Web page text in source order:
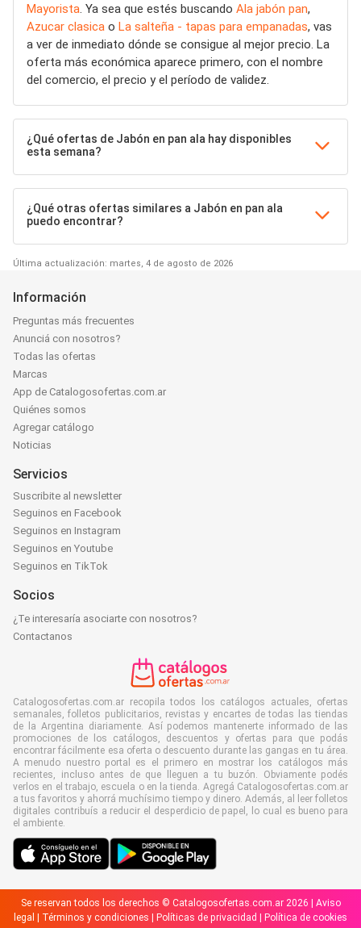
Mayorista . Ya sea que estés buscando Ala jabón pan,
Azucar clasica o La salteña - tapas para empanadas, vas
a ver de inmediato dónde se consigue al mejor precio. La
oferta más económica aparece primero, con el nombre
del comercio, el precio y el período de validez.
¿Qué ofertas de Jabón en pan ala hay disponibles
esta semana?
¿Qué otras ofertas similares a Jabón en pan ala
puedo encontrar?
Última actualización: martes, 4 de agosto de 2026
Información
Preguntas más frecuentes
Anunciá con nosotros?
Todas las ofertas
Marcas
App de Catalogosofertas.com.ar
Quiénes somos
Agregar catálogo
Noticias
Servicios
Suscribite al newsletter
Seguinos en Facebook
Seguinos en Instagram
Seguinos en Youtube
Seguinos en TikTok
Socios
¿Te interesaría asociarte con nosotros?
Contactanos
Catalogosofertas.com.ar recopila todos los catálogos actuales, ofertas
semanales, folletos publicitarios, revistas y encartes de todas las tiendas
de la Argentina diariamente. Así podemos mantenerte informado de las
promociones de los catálogos, descuentos y ofertas para que podás
encontrar fácilmente esa oferta o descuento durante las gangas en tu área.
A menudo nuestro portal es el primero en mostrar los catálogos más
recientes, incluso antes de que lleguen a tu buzón. Obviamente podés
verlos en el trabajo, escuela o en la tienda. Agregá Catalogosofertas.com.ar
a tus favoritos y ahorrá muchísimo tiempo y dinero. Además, al leer folletos
digitales contribuís a reducir el desperdicio de papel, lo cual es bueno para
el ambiente.
Se reservan todos los derechos © Catalogosofertas.com.ar 2026 | Aviso
legal | Términos y condiciones | Políticas de privacidad | Política de cookies